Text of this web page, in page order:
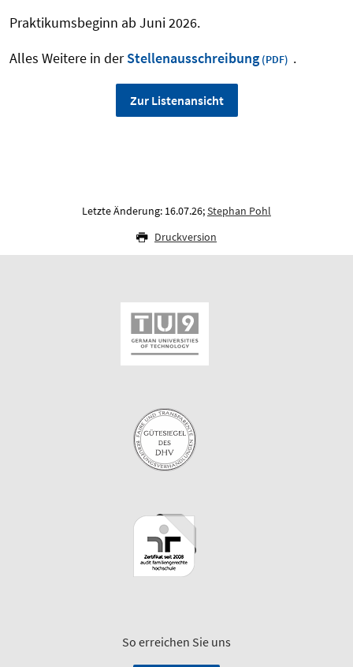
Praktikumsbeginn ab Juni 2026.
Alles Weitere in derStellenausschreibung .
Zur Listenansicht
Letzte Änderung: 16.07.26;Stephan Pohl
Druckversion
So erreichen Sie uns